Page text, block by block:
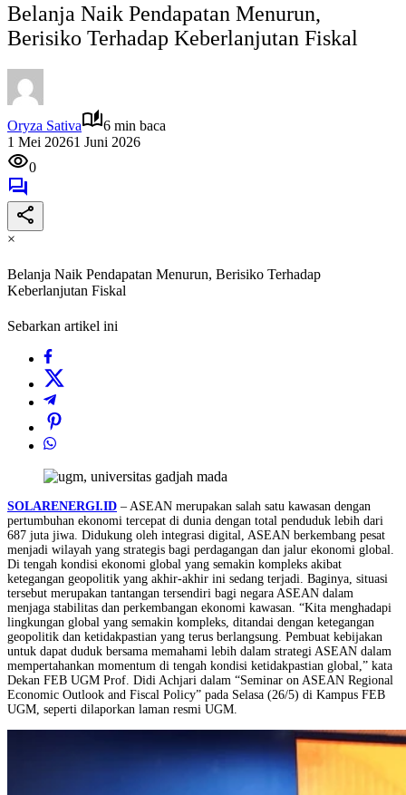
Belanja Naik Pendapatan Menurun,
Berisiko Terhadap Keberlanjutan Fiskal
Oryza Sativa
6 min baca
1 Mei 20261 Juni 2026
0
×
Belanja Naik Pendapatan Menurun, Berisiko Terhadap
Keberlanjutan Fiskal
Sebarkan artikel ini
SOLARENERGI.ID – ASEAN merupakan salah satu kawasan dengan
pertumbuhan ekonomi tercepat di dunia dengan total penduduk lebih dari
687 juta jiwa. Didukung oleh integrasi digital, ASEAN berkembang pesat
menjadi wilayah yang strategis bagi perdagangan dan jalur ekonomi global.
Di tengah kondisi ekonomi global yang semakin kompleks akibat
ketegangan geopolitik yang akhir-akhir ini sedang terjadi. Baginya, situasi
tersebut merupakan tantangan tersendiri bagi negara ASEAN dalam
menjaga stabilitas dan perkembangan ekonomi kawasan. “Kita menghadapi
lingkungan global yang semakin kompleks, ditandai dengan ketegangan
geopolitik dan ketidakpastian yang terus berlangsung. Pembuat kebijakan
untuk dapat duduk bersama memahami lebih dalam strategi ASEAN dalam
mempertahankan momentum di tengah kondisi ketidakpastian global,” kata
Dekan FEB UGM Prof. Didi Achjari dalam “Seminar on ASEAN Regional
Economic Outlook and Fiscal Policy” pada Selasa (26/5) di Kampus FEB
UGM, seperti dilaporkan laman resmi UGM.